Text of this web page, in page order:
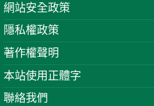
網站安全政策
隱私權政策
著作權聲明
本站使用正體字
聯絡我們